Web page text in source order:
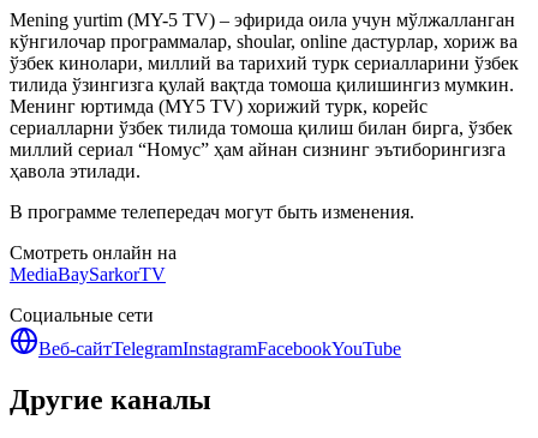
Mening yurtim (MY-5 TV) – эфирида оила учун мўлжалланган
кўнгилочар программалар, shoular, online дастурлар, хориж ва
ўзбек кинолари, миллий ва тарихий турк сериалларини ўзбек
тилида ўзингизга қулай вақтда томоша қилишингиз мумкин.
Менинг юртимда (MY5 TV) хорижий турк, корейс
сериалларни ўзбек тилида томоша қилиш билан бирга, ўзбек
миллий сериал “Номус” ҳам айнан сизнинг эътиборингизга
ҳавола этилади.
В программе телепередач могут быть изменения.
Смотреть онлайн на
MediaBaySarkorTV
Социальные сети
Веб-сайтTelegramInstagramFacebookYouTube
Другие каналы